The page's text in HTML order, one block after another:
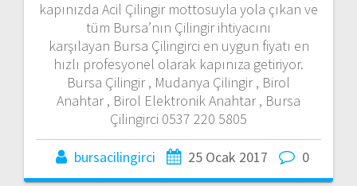
kapınızda Acil Çilingir mottosuyla yola çıkan ve
tüm Bursa’nın Çilingir ihtiyacını
karşılayan Bursa Çilingirci en uygun fiyatı en
hızlı profesyonel olarak kapınıza getiriyor.
Bursa Çilingir , Mudanya Çilingir , Birol
Anahtar , Birol Elektronik Anahtar , Bursa
Çilingirci 0537 220 5805
bursacilingirci 25 Ocak 2017 0